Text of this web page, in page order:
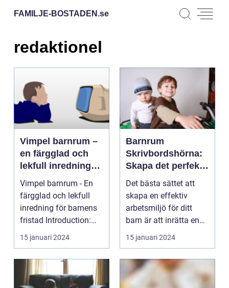
FAMILJE-BOSTADEN.se
redaktionel
Vimpel barnrum –
en färgglad och
lekfull inredning
för barnens fristad
Vimpel barnrum - En
färgglad och lekfull
inredning för barnens
fristad Introduction:
Välkommen till...
15 januari 2024
Barnrum
Skrivbordshörna:
Skapa det perfekta
arbetsutrymmet
för ditt barn
Det bästa sättet att
skapa en effektiv
arbetsmiljö för ditt
barn är att inrätta en
barnrum skrivbord...
15 januari 2024